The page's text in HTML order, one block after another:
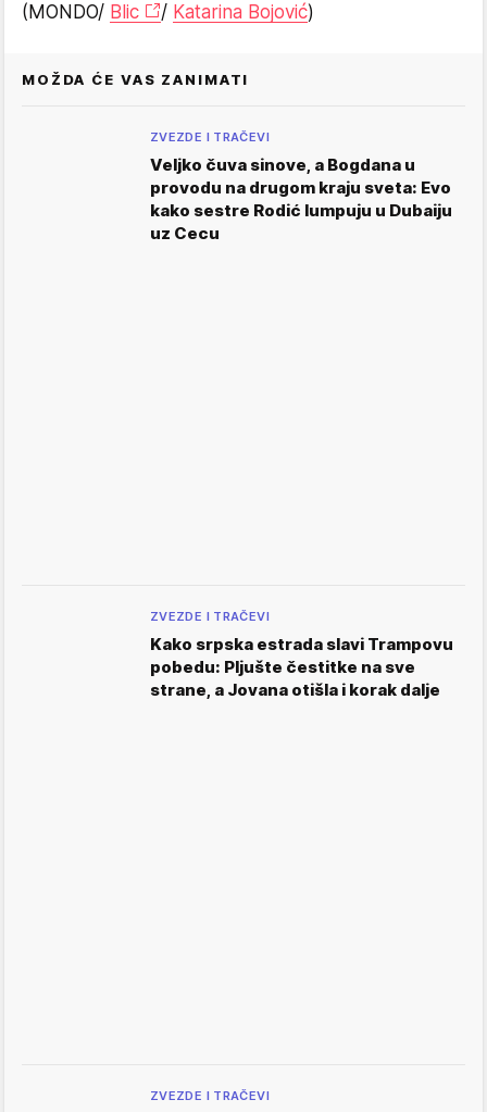
(MONDO/ Blic / Katarina Bojović)
MOŽDA ĆE VAS ZANIMATI
ZVEZDE I TRAČEVI
Veljko čuva sinove, a Bogdana u
provodu na drugom kraju sveta: Evo
kako sestre Rodić lumpuju u Dubaiju
uz Cecu
ZVEZDE I TRAČEVI
Kako srpska estrada slavi Trampovu
pobedu: Pljušte čestitke na sve
strane, a Jovana otišla i korak dalje
ZVEZDE I TRAČEVI